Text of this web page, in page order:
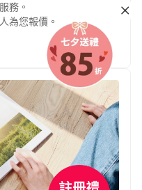
務。
為您報價。